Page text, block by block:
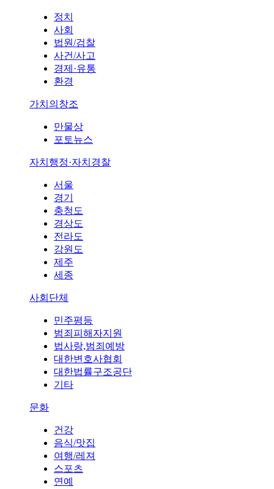
정치
사회
법원/검찰
사건/사고
경제·유통
환경
가치의창조
만물상
포토뉴스
자치행정·자치경찰
서울
경기
충청도
경상도
전라도
강원도
제주
세종
사회단체
민주평등
범죄피해자지원
법사랑,범죄예방
대한변호사협회
대한법률구조공단
기타
문화
건강
음식/맛집
여행/레져
스포츠
연예